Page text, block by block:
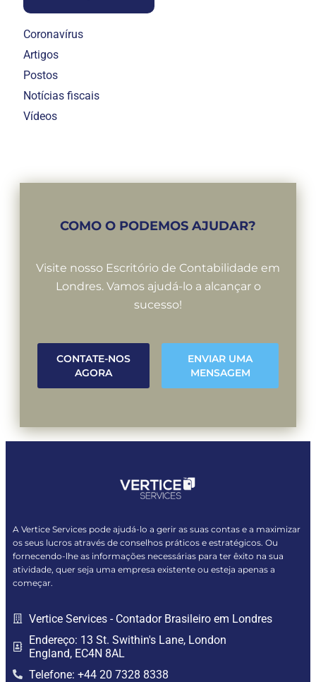
Coronavírus
Artigos
Postos
Notícias fiscais
Vídeos
COMO O PODEMOS AJUDAR?
Visite nosso Escritório de Contabilidade em
Londres. Vamos ajudá-lo a alcançar o
sucesso!
CONTATE-NOS
AGORA
ENVIAR UMA
MENSAGEM
A Vertice Services pode ajudá-lo a gerir as suas contas e a maximizar
os seus lucros através de conselhos práticos e estratégicos. Ou
fornecendo-lhe as informações necessárias para ter êxito na sua
atividade, quer seja uma empresa existente ou esteja apenas a
começar.
Vertice Services - Contador Brasileiro em Londres
Endereço: 13 St. Swithin's Lane, London
England, EC4N 8AL
Telefone: +44 20 7328 8338